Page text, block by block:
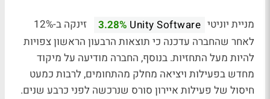
מניית יוניטי Unity Software
3.28%
זינקה ב-12%
לאחר שהחברה עדכנה כי תוצאות הרבעון הראשון צפויות
להיות מעל התחזיות. בנוסף, החברה מודיעה על מיקוד
מחדש בפעילות ויציאה מחלק מהתחומים, לרבות כמעט
חיסול של פעילות איירון סורס שנרכשה לפני כרבע שנים.